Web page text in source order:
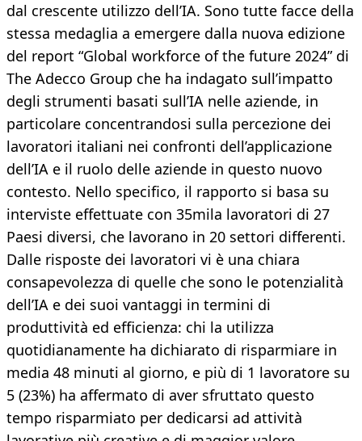
dal crescente utilizzo dell’IA. Sono tutte facce della
stessa medaglia a emergere dalla nuova edizione
del report “Global workforce of the future 2024” di
The Adecco Group che ha indagato sull’impatto
degli strumenti basati sull’IA nelle aziende, in
particolare concentrandosi sulla percezione dei
lavoratori italiani nei confronti dell’applicazione
dell’IA e il ruolo delle aziende in questo nuovo
contesto. Nello specifico, il rapporto si basa su
interviste effettuate con 35mila lavoratori di 27
Paesi diversi, che lavorano in 20 settori differenti.
Dalle risposte dei lavoratori vi è una chiara
consapevolezza di quelle che sono le potenzialità
dell’IA e dei suoi vantaggi in termini di
produttività ed efficienza: chi la utilizza
quotidianamente ha dichiarato di risparmiare in
media 48 minuti al giorno, e più di 1 lavoratore su
5 (23%) ha affermato di aver sfruttato questo
tempo risparmiato per dedicarsi ad attività